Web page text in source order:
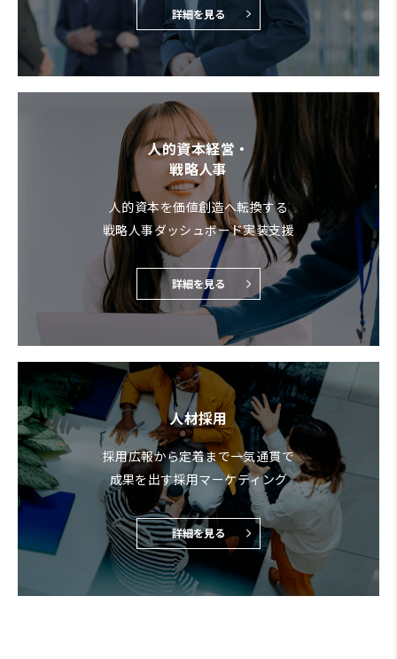
詳細を見る
人的資本経営・
戦略人事
人的資本を価値創造へ転換する
戦略人事ダッシュボード実装支援
詳細を見る
人材採用
採用広報から定着まで一気通貫で
成果を出す採用マーケティング
詳細を見る